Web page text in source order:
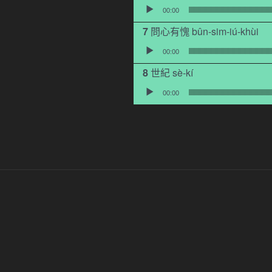
音訊播放器
00:00
問心有愧 bûn-sim-iú-khùi
音訊播放器
00:00
世紀 sè-kí
音訊播放器
00:00